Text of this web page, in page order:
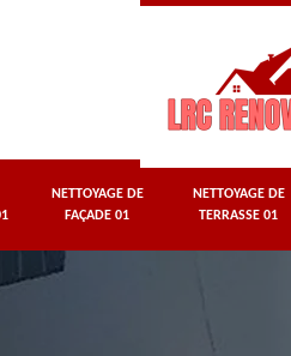
NETTOYAGE DE
FAÇADE 01
NETTOYAGE DE
TERRASSE 01